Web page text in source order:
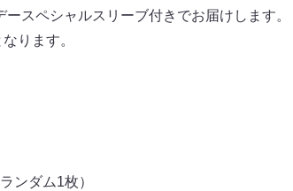
スペシャルスリーブ付きでお届けします。
ります。
ンダム1枚）